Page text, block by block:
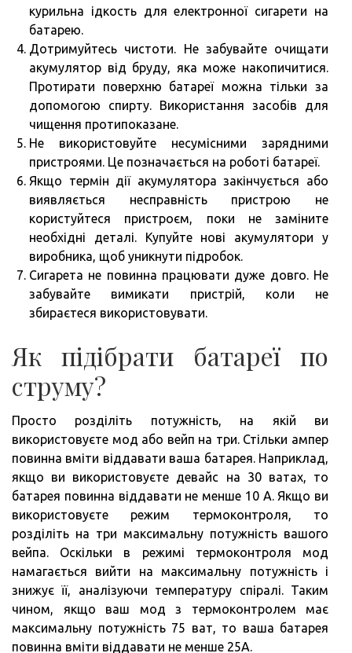
курильна ідкость для електронної сигарети на
батарею.
Дотримуйтесь чистоти. Не забувайте очищати
акумулятор від бруду, яка може накопичитися.
Протирати поверхню батареї можна тільки за
допомогою спирту. Використання засобів для
чищення протипоказане.
Не використовуйте несумісними зарядними
пристроями. Це позначається на роботі батареї.
Якщо термін дії акумулятора закінчується або
виявляється несправність пристрою не
користуйтеся пристроєм, поки не заміните
необхідні деталі. Купуйте нові акумулятори у
виробника, щоб уникнути підробок.
Сигарета не повинна працювати дуже довго. Не
забувайте вимикати пристрій, коли не
збираєтеся використовувати.
Як підібрати батареї по
струму?
Просто розділіть потужність, на якій ви
використовуєте мод або вейп на три. Стільки ампер
повинна вміти віддавати ваша батарея. Наприклад,
якщо ви використовуєте девайс на 30 ватах, то
батарея повинна віддавати не менше 10 А. Якщо ви
використовуєте режим термоконтроля, то
розділіть на три максимальну потужність вашого
вейпа. Оскільки в режимі термоконтроля мод
намагається вийти на максимальну потужність і
знижує її, аналізуючи температуру спіралі. Таким
чином, якщо ваш мод з термоконтролем має
максимальну потужність 75 ват, то ваша батарея
повинна вміти віддавати не менше 25А.